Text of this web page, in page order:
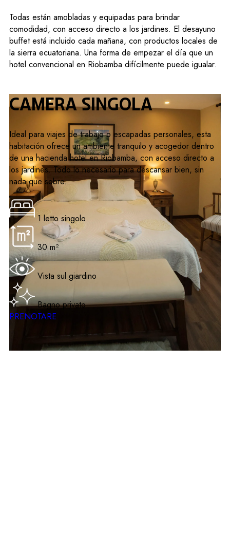
Todas están amobladas y equipadas para brindar
comodidad, con acceso directo a los jardines. El desayuno
buffet está incluido cada mañana, con productos locales de
la sierra ecuatoriana. Una forma de empezar el día que un
hotel convencional en Riobamba difícilmente puede igualar.
Camera singola
Ideal para viajes de trabajo o escapadas personales, esta
habitación ofrece un ambiente tranquilo y acogedor dentro
de una hacienda hotel en Riobamba, con acceso directo a
los jardines. Todo lo necesario para descansar bien, sin
nada que sobre.
1 letto singolo
30 m²
Vista sul giardino
Bagno privato
PRENOTARE